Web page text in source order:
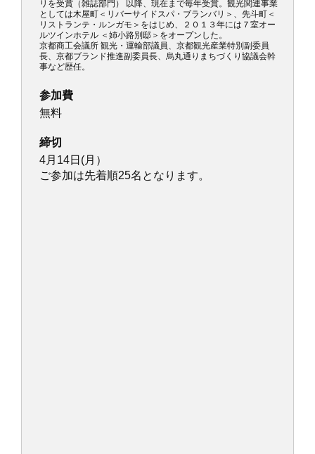
リを受賞（雑誌部門） 以降、現在まで毎年受賞。観光関連事業
としては木屋町＜リバーサイドスパ・ブランバリ＞、先斗町＜
リストランテ・ルンガモ＞をはじめ、２０１３年には７室オー
ルツインホテル ＜姉小路別邸＞をオープンした。
京都商工会議所 観光・運輸部議員、京都観光産業特別副委員
長、京都ブランド推進副委員長、烏丸通りまちづくり協議会幹
事など歴任。
参加費
無料
締切
4月14日(月）
ご参加は先着順25名となります。